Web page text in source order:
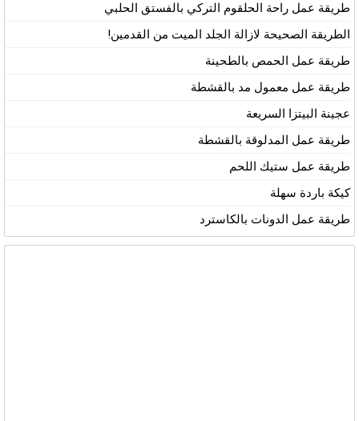
طريقة عمل راحة الحلقوم التركي بالفستق الحلبي
الطريقة الصحيحة لازالة الجلد الميت من القدمين!
طريقة عمل الحمص بالطحينة
طريقة عمل معمول مد بالقشطة
عجينة البيتزا السريعة
طريقة عمل المدلوقة بالقشطة
طريقة عمل ستيك اللحم
كيكة باردة سهلة
طريقة عمل الدونات بالكاسترد